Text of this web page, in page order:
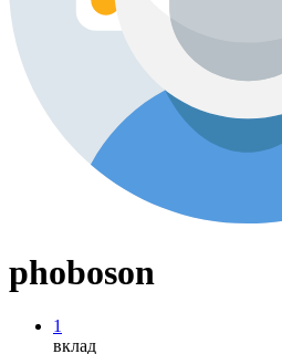
phoboson
1
вклад